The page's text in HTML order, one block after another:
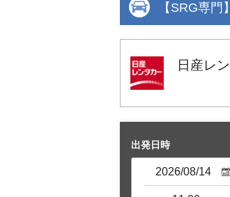
【SRG専
日産レ
出発日時